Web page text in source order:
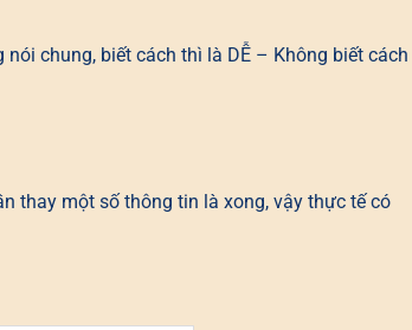
chung, biết cách thì là DỄ – Không biết cách
thay một số thông tin là xong, vậy thực tế có